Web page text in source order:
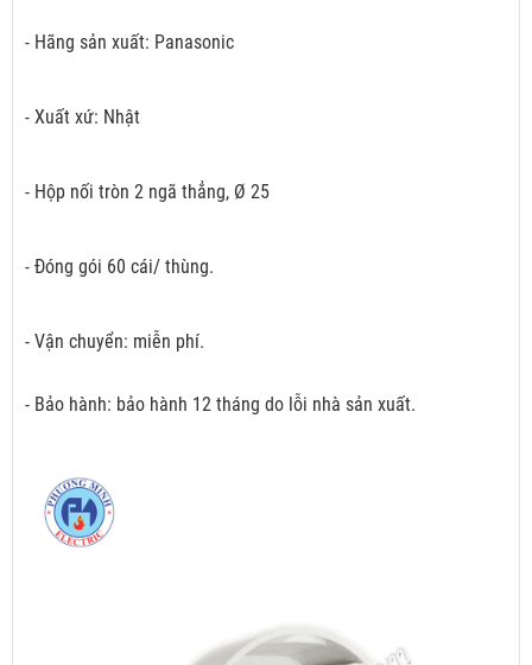
- Hãng sản xuất: Panasonic
- Xuất xứ: Nhật
- Hộp nối tròn 2 ngã thẳng, Ø 25
- Đóng gói 60 cái/ thùng.
- Vận chuyển: miễn phí.
- Bảo hành: bảo hành 12 tháng do lỗi nhà sản xuất.